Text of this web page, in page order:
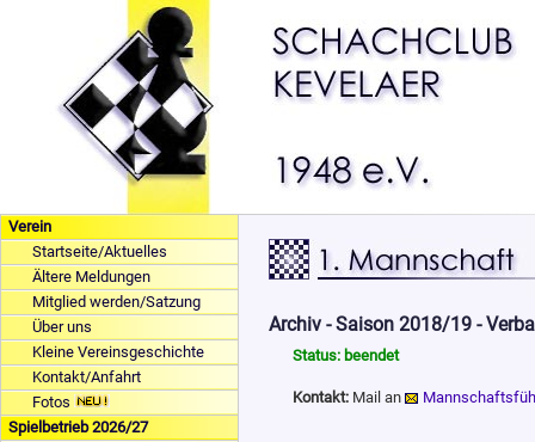
Verein
Startseite/Aktuelles
Ältere Meldungen
Mitglied werden/Satzung
Über uns
Kleine Vereinsgeschichte
Kontakt/Anfahrt
Fotos
Spielbetrieb 2026/27
Archiv - Saison 2018/19 -
Status: beendet
Kontakt: Mail an